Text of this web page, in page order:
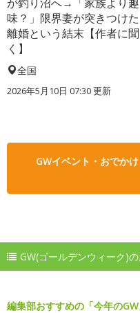
味？」限界妻が突きつけた
離婚という結末【作者に聞
く】
全国
2026年5月10日 07:30 更新
GWイベント・おでか
GW(ゴールデンウィーク)
編集部おすすめの「今年の